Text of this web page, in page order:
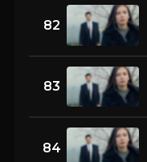
82
83
84